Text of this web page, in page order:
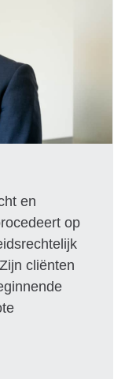
en
op
cliënten